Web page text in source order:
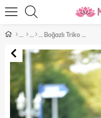
Boğazlı Triko Kombin Bordo 2266-2